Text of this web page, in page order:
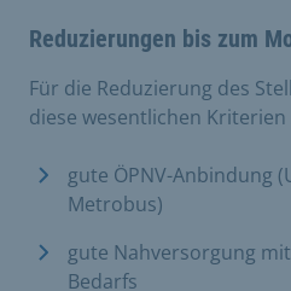
Reduzierungen bis zum
Für die Reduzierung des
diese wesentlichen
gute ÖPNV-Anbindung
Metrobus)
gute Nahversorgung
Bedarfs